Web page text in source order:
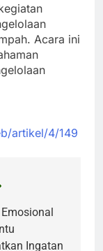
Acara ini
artikel/4/149
Ingatan